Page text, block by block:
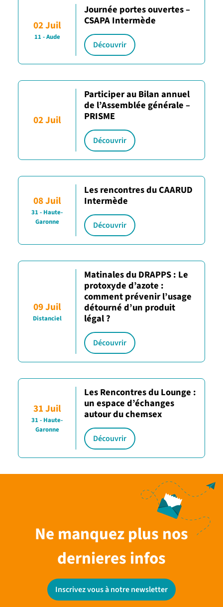
02 Juil
11 - Aude
Journée portes ouvertes –
CSAPA Intermède
Découvrir
02 Juil
Participer au Bilan annuel
de l’Assemblée générale –
PRISME
Découvrir
08 Juil
31 - Haute-
Garonne
Les rencontres du CAARUD
Intermède
Découvrir
09 Juil
Distanciel
Matinales du DRAPPS : Le
protoxyde d’azote :
comment prévenir l’usage
détourné d’un produit
légal ?
Découvrir
31 Juil
31 - Haute-
Garonne
Les Rencontres du Lounge :
un espace d’échanges
autour du chemsex
Découvrir
Ne manquez plus nos
dernieres infos
Inscrivez vous à notre newsletter